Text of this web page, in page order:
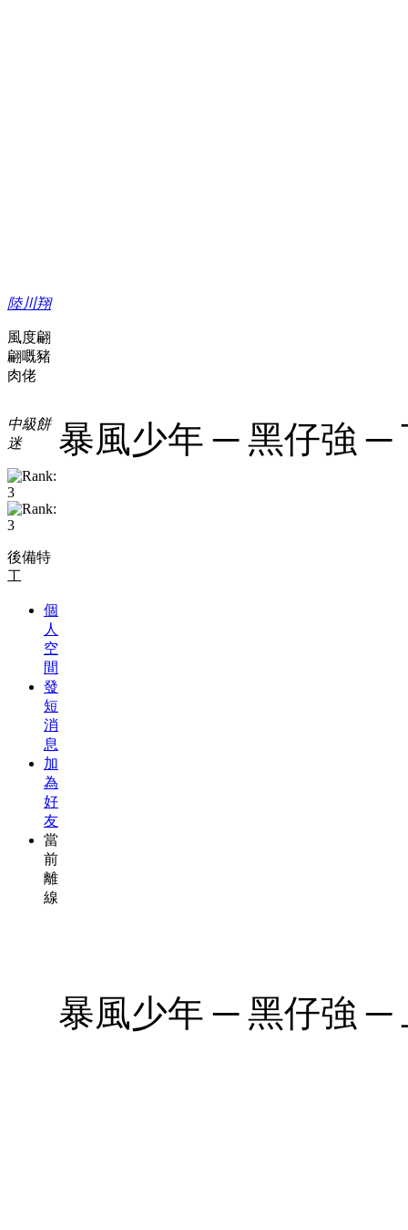
陸川翔
風度翩
翩嘅豬
肉佬
中級餅
迷
後備特
工
個
人
空
間
發
短
消
息
加
為
好
友
當
前
離
線
暴風少年 ─ 黑仔強 ─
暴風少年 ─ 黑仔強 ─